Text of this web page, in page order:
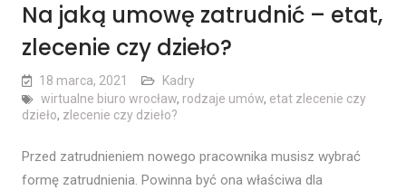
Na jaką umowę zatrudnić – etat,
zlecenie czy dzieło?
18 marca, 2021
Kadry
wirtualne biuro wrocław, rodzaje umów, etat zlecenie czy
dzieło, zlecenie czy dzieło?
Przed zatrudnieniem nowego pracownika musisz wybrać
formę zatrudnienia. Powinna być ona właściwa dla